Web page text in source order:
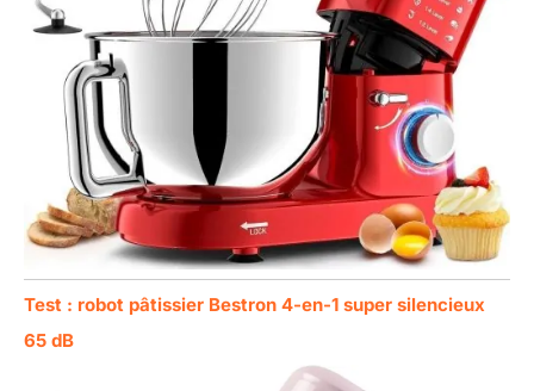
Test : robot pâtissier Bestron 4-en-1 super silencieux
65 dB